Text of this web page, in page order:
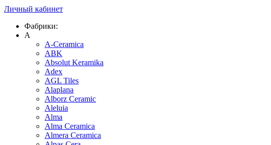
Личный кабинет
Фабрики:
A
A-Ceramica
ABK
Absolut Keramika
Adex
AGL Tiles
Alaplana
Alborz Ceramic
Aleluia
Alma
Alma Ceramica
Almera Ceramica